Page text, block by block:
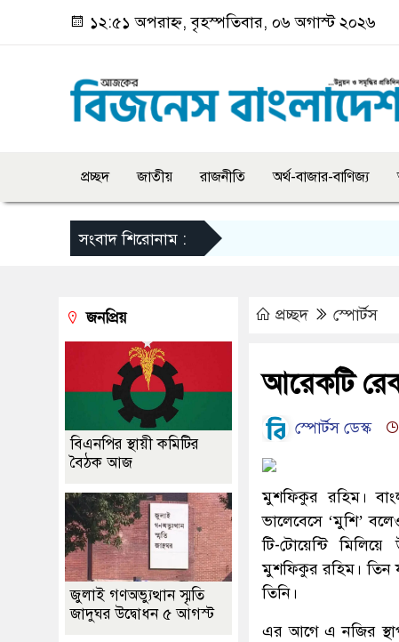
১২:৫১ অপরাহ্ন, বৃহস্পতিবার, ০৬ অগাস্ট ২০২৬
প্রচ্ছদ জাতীয় রাজনীতি অর্থ-বাজার-বাণিজ্য
সংবাদ শিরোনাম :
প্রচ্ছদ স্পোর্টস
আরেকটি
স্পোর্টস ডেস্ক
মুশফিকুর রহিম।
ভালেবেসে ‘মুশি’
টি-টোয়েন্টি
মুশফিকুর রহিম। তিন
তিনি।
এর আগে এ নজির
জনপ্রিয়
বিএনপির স্থায়ী কমিটির
বৈঠক আজ
জুলাই গণঅভ্যুত্থান স্মৃতি
জাদুঘর উদ্বোধন ৫ আগস্ট